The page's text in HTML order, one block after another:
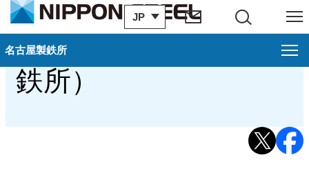
JP
サイト内検索 メニュー
名古屋製鉄所 閉じ
名古屋製鉄所
名古屋製鉄所案内
大気の保全（名古屋製
鉄所）